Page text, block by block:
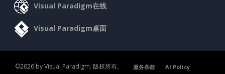
Visual Paradigm在线
Visual Paradigm桌面
©2026 by Visual Paradigm. 版权所有。 服务条款 AI Policy